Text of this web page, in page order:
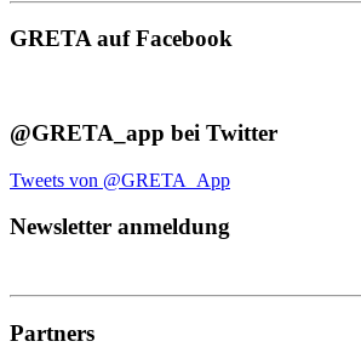
GRETA auf Facebook
@GRETA_app bei Twitter
Tweets von @GRETA_App
Newsletter anmeldung
Partners